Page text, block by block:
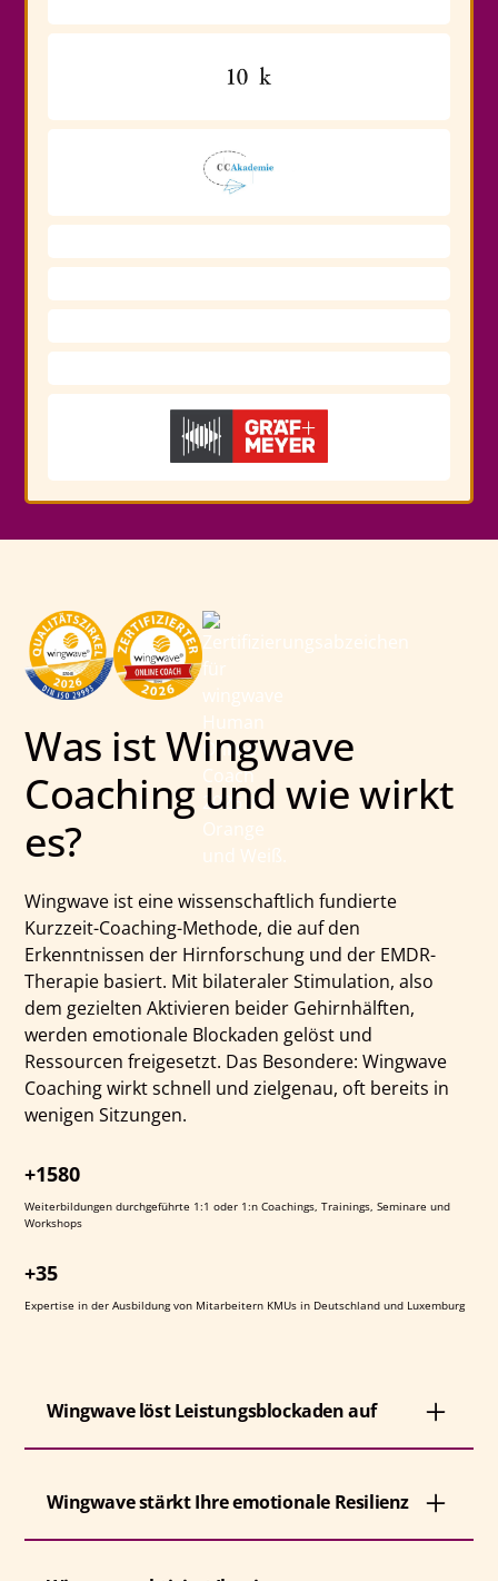
Was ist Wingwave
Coaching und wie wirkt
es?
Wingwave ist eine wissenschaftlich fundierte
Kurzzeit-Coaching-Methode, die auf den
Erkenntnissen der Hirnforschung und der EMDR-
Therapie basiert. Mit bilateraler Stimulation, also
dem gezielten Aktivieren beider Gehirnhälften,
werden emotionale Blockaden gelöst und
Ressourcen freigesetzt. Das Besondere: Wingwave
Coaching wirkt schnell und zielgenau, oft bereits in
wenigen Sitzungen.
+1580
Weiterbildungen durchgeführte 1:1 oder 1:n Coachings, Trainings, Seminare und
Workshops
+35
Expertise in der Ausbildung von Mitarbeitern KMUs in Deutschland und Luxemburg
Wingwave löst Leistungsblockaden auf
bei wichtigen Entscheidungen oder wiederkehrende
Stressmuster: Wingwave Coaching setzt direkt an den
Wingwave stärkt Ihre emotionale Resilienz